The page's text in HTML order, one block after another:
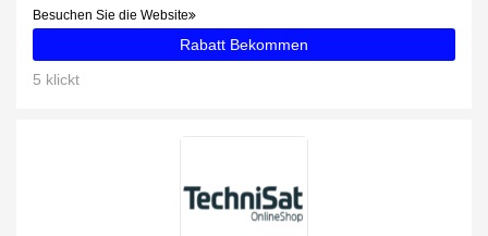
Besuchen Sie die Website
Rabatt Bekommen
5 klickt